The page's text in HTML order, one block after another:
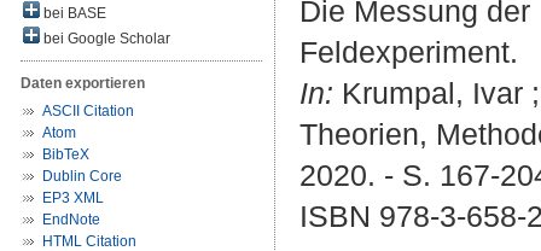
bei BASE
bei Google Scholar
Daten exportieren
ASCII Citation
Atom
BibTeX
Dublin Core
EP3 XML
EndNote
HTML Citation
Die Messung
Feldexperiment.
In: Krumpal, Ivar
Theorien,
2020. - S. 167-
ISBN 978-3-658-